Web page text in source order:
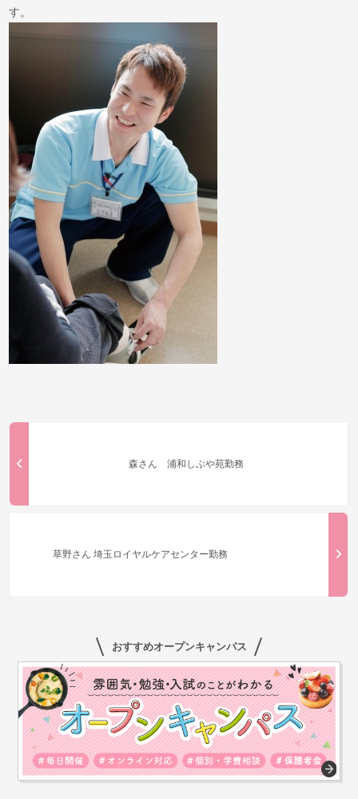
す。
森さん 浦和しぶや苑勤務
草野さん 埼玉ロイヤルケアセンター勤務
おすすめオープンキャンパス